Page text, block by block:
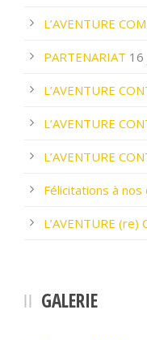
L’AVENTURE
PARTENARIAT 16
L’AVENTURE
L’AVENTURE
L’AVENTURE
Félicitations à nos
L’AVENTURE (re)
GALERIE